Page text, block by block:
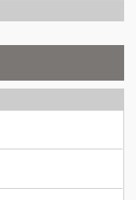
100萬~200萬
100萬 ~150萬
新北市